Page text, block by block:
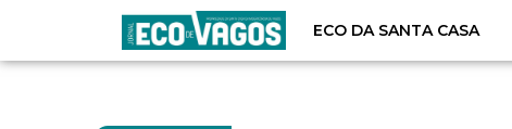
ECO DA SANTA CASA